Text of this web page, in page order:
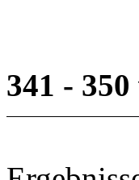
341 -